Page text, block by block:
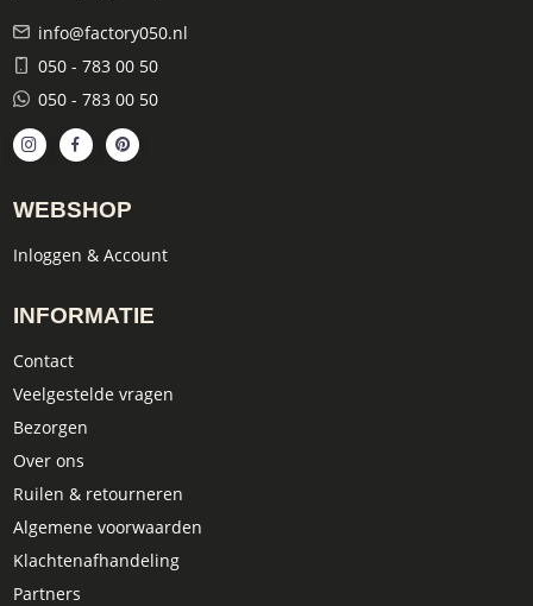
info@factory050.nl
050 - 783 00 50
050 - 783 00 50
WEBSHOP
Inloggen & Account
INFORMATIE
Contact
Veelgestelde vragen
Bezorgen
Over ons
Ruilen & retourneren
Algemene voorwaarden
Klachtenafhandeling
Partners